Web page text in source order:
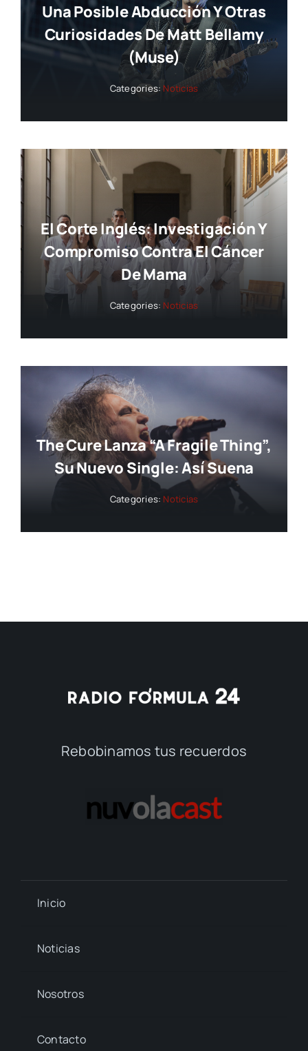
Una Posible Abducción Y Otras
Curiosidades De Matt Bellamy
(Muse)
Categories: Noticias
El Corte Inglés: Investigación Y
Compromiso Contra El Cáncer
De Mama
Categories: Noticias
The Cure Lanza “A Fragile Thing”,
Su Nuevo Single: Así Suena
Categories: Noticias
Rebobinamos tus recuerdos
Inicio
Noticias
Nosotros
Contacto